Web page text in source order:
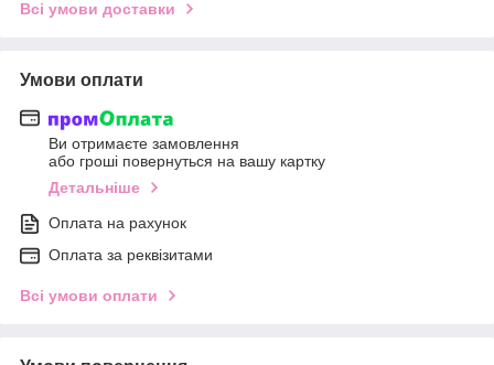
Всі умови доставки
Умови оплати
Ви отримаєте замовлення
або гроші повернуться на вашу картку
Детальніше
Оплата на рахунок
Оплата за реквізитами
Всі умови оплати